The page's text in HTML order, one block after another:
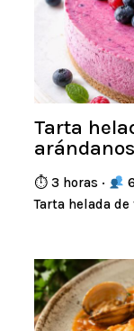
Tarta
arándanos
⏱ 3 horas ·
Tarta helada